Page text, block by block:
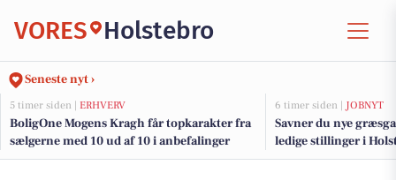
VORES Holstebro
Seneste nyt ›
5 timer siden | ERHVERV
BoligOne Mogens Kragh får topkarakter fra
sælgerne med 10 ud af 10 i anbefalinger
6 timer siden | JOBNYT
Savner du nye
ledige stillinger i